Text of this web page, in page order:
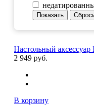
Настольный
2 949 руб.
В корзину